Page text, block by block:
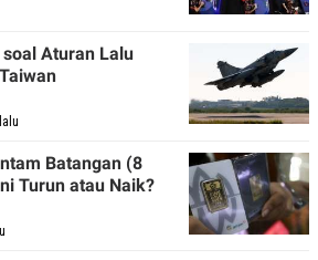
Aturan Lalu
Batangan (8
Turun atau Naik?